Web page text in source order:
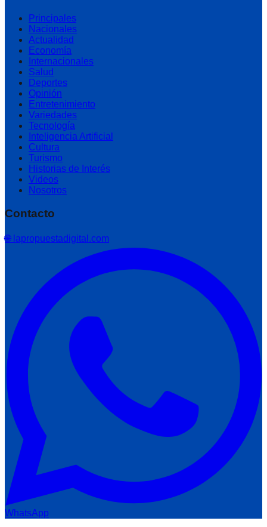
Principales
Nacionales
Actualidad
Economía
Internacionales
Salud
Deportes
Opinión
Entretenimiento
Variedades
Tecnología
Inteligencia Artificial
Cultura
Turismo
Historias de Interés
Videos
Nosotros
Contacto
🌐 lapropuestadigital.com
WhatsApp